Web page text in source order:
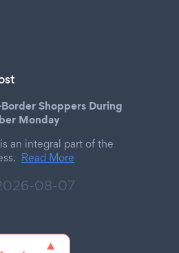
Shoppers During
Monday
an integral part of the
Read More
08-07